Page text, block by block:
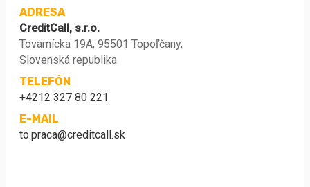
ADRESA
CreditCall, s.r.o.
Tovarnícka 19A, 95501 Topoľčany,
Slovenská republika
TELEFÓN
+4212 327 80 221
E-MAIL
to.praca@creditcall.sk